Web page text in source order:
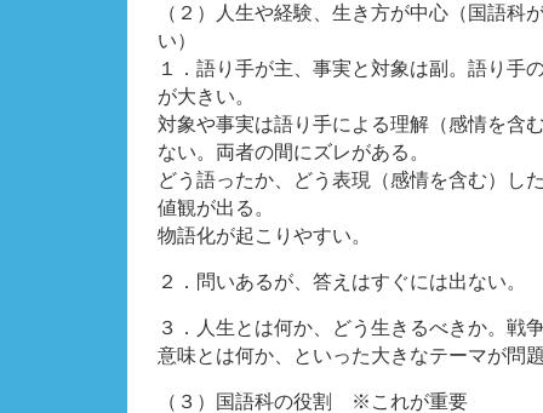
（２）人生や経験、生き方が中心（国語科
い）
１．語り手が主、事実と対象は副。語り手
が大きい。
対象や事実は語り手による理解（感情を含
ない。両者の間にズレがある。
どう語ったか、どう表現（感情を含む）し
値観が出る。
物語化が起こりやすい。
２．問いあるが、答えはすぐには出ない。
３．人生とは何か、どう生きるべきか。戦
意味とは何か、といった大きなテーマが問
（３）国語科の役割 ※これが重要